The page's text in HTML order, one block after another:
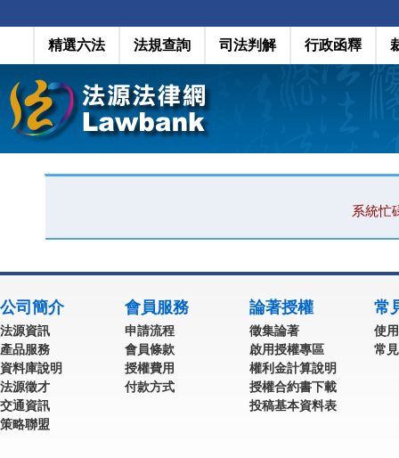
精選六法 法規查詢 司法判解 行政函釋
系統忙
公司簡介
法源資訊
產品服務
資料庫說明
法源徵才
交通資訊
策略聯盟
會員服務
申請流程
會員條款
授權費用
付款方式
論著授權
徵集論著
啟用授權專區
權利金計算說明
授權合約書下載
投稿基本資料表
常
使
常